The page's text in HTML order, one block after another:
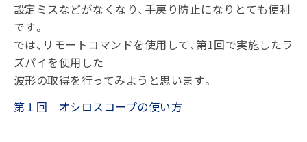
設定ミスなどがなくなり、手戻り防止になりとても便利
です。
では、リモートコマンドを使用して、第1回で実施したラ
ズパイを使用した
波形の取得を行ってみようと思います。
第１回 オシロスコープの使い方